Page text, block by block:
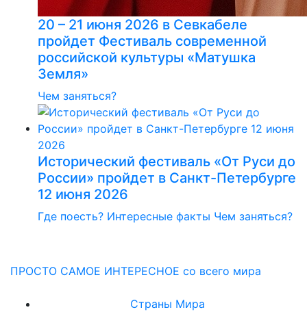
20 – 21 июня 2026 в Севкабеле
пройдет Фестиваль современной
российской культуры «Матушка
Земля»
Чем заняться?
Исторический фестиваль «От Руси до
России» пройдет в Санкт-Петербурге
12 июня 2026
Где поесть? Интересные факты Чем заняться?
ПРОСТО САМОЕ ИНТЕРЕСНОЕ со всего мира
Страны Мира